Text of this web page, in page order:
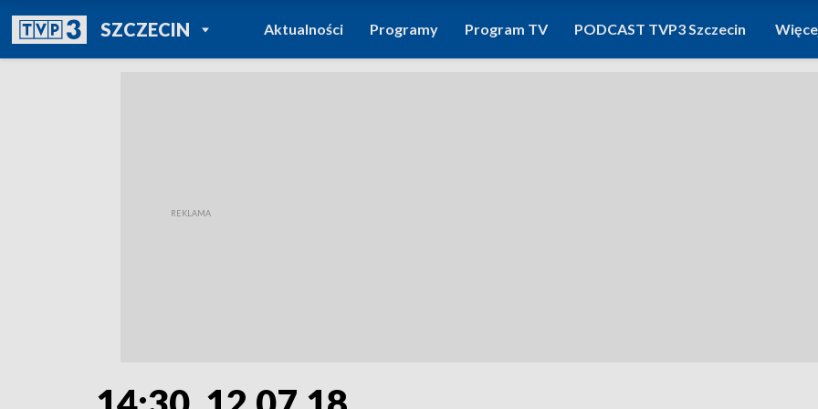
SZCZECINPOWRÓT DO
TVP REGIONY
Aktualności Programy Program TV PODCAST TVP3 Szczecin